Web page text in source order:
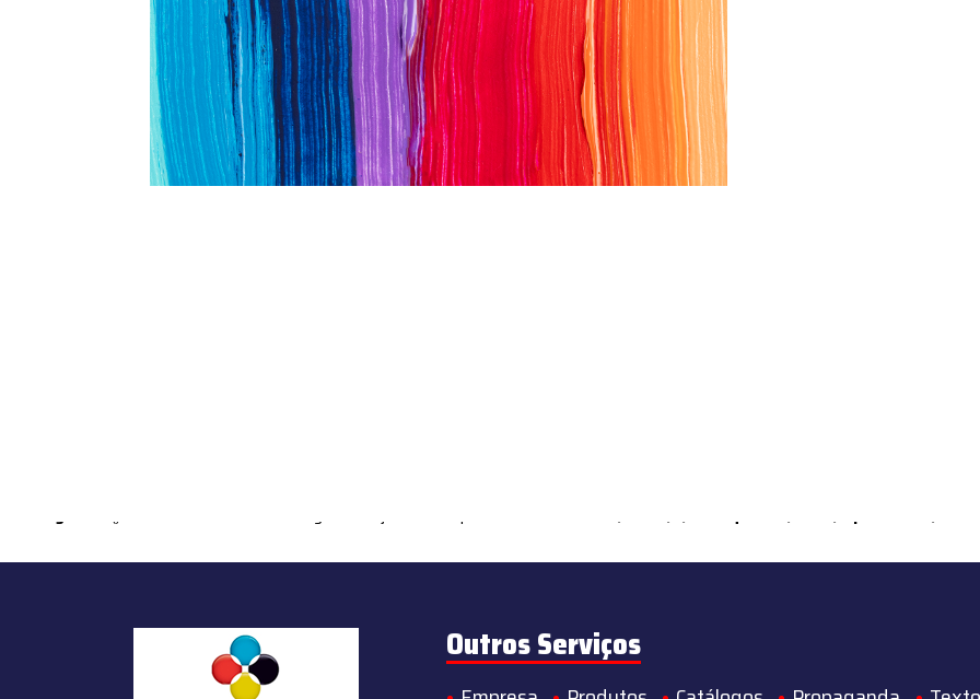
Warning : count(): Parameter must be an array or an object that implements Countable in /home/s/sintequimica/www/wp-content/
Outros Serviços